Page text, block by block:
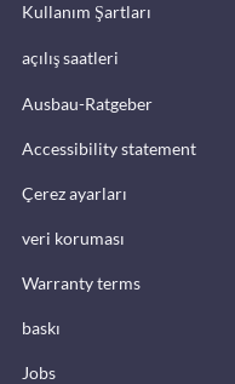
Kullanım Şartları
açılış saatleri
Ausbau-Ratgeber
Accessibility statement
Çerez ayarları
veri koruması
Warranty terms
baskı
Jobs